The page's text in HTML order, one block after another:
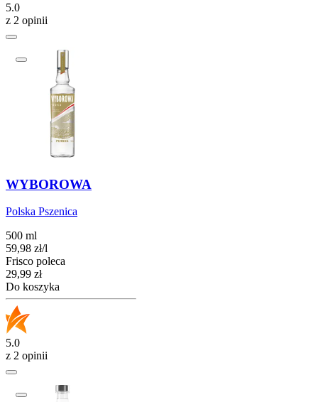
5.0
z 2 opinii
WYBOROWA
Polska Pszenica
500 ml
59,98 zł/l
Frisco poleca
Cena
29,99 zł
Do koszyka
5.0
z 2 opinii